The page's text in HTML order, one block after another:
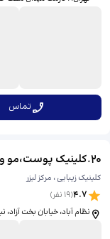
تماس
20
.کلینیک پوست،مو و
کلینیک زیبایی ، مرکز لیزر
4.7
(
19 نفر)
نظام آباد، خیابان بخت